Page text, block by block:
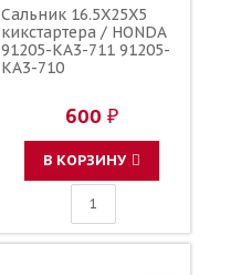
Сальник 16.5X25X5
кикстартера / HONDA
91205-KA3-711 91205-
KA3-710
600 ₽
В КОРЗИНУ